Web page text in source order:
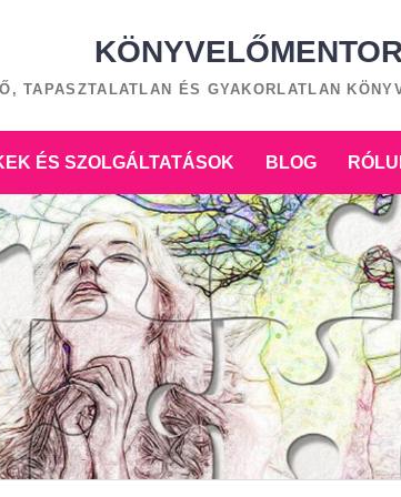
KÖNYVELŐMENTOR
TAPASZTALATLAN ÉS GYAKORLATLAN
ÉS SZOLGÁLTATÁSOK BLOG